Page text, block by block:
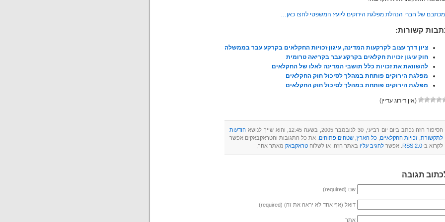
של חברי הנהלת מפלגת הירוקים ליועץ המשפטי לחצו כאן…
קשורות:
ציון דרך עצוב לקרקעות המדינה, עיגון זכויות החקלאים בקרקע עבר בממשלה
חוק עיגון זכויות חקלאים בקרקע עבר בקריאה טרומית
להשוואת את זכויות כלל תושבי המדינה לאלו של החקלאים
מפלגת הירוקים פותחת במהלך לסיכול חוק החקלאים
מפלגת הירוקים פותחת במהלך לסיכול חוק החקלאים
(אין דירוג עדיין)
הסיפור הזה נכתב ביום יום רביעי, 30 לנובמבר 2005, בשעה 12:45, והוא שייך לנושא
הודעות
לתקשורת זכויות החקלאיים כל הארץ שטחים פתוחים . את כל התגובות והטראקבאקים אפשר
לקרוא ב-RSS 2.0 ‏. אפשר להגיב עליו באתר הזה, או לשלוח טראקבאק מאתר אחר;
תגובה
שם (required)
דואל (אף אחד לא יראה את זה) (required)
אתר